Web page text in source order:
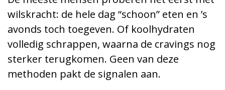
wilskracht: de hele dag “schoon” eten en ’s
avonds toch toegeven. Of koolhydraten
volledig schrappen, waarna de cravings nog
sterker terugkomen. Geen van deze
methoden pakt de signalen aan.